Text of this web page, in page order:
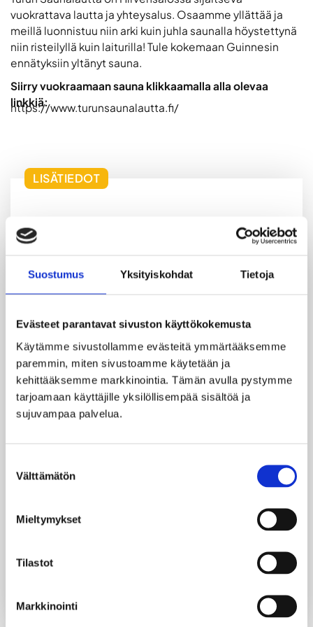
Suostumus Yksityiskohdat Tietoja
Evästeet parantavat sivuston käyttökokemusta
Käytämme sivustollamme evästeitä ymmärtääksemme
paremmin, miten sivustoamme käytetään ja
kehittääksemme markkinointia. Tämän avulla pystymme
tarjoamaan käyttäjille yksilöllisempää sisältöä ja
sujuvampaa palvelua.
valinta
Välttämätön
Mieltymykset
Tilastot
Markkinointi
vuokrattava lautta ja yhteysalus. Osaamme yllättää ja
meillä luonnistuu niin arki kuin juhla saunalla höystettynä
niin risteilyllä kuin laiturilla! Tule kokemaan Guinnesin
ennätyksiin yltänyt sauna.
Siirry vuokraamaan sauna klikkaamalla alla olevaa
linkkiä:
https://www.turunsaunalautta.fi/
LISÄTIEDOT
elämyksienne toteuttamiseen. Palvelut
Aluksiimme mahtuu asiakkaita max 12 henkilöä
miehistön lisäksi (Traficom 2026). Suuremmat
Isommat juhlinnat, virkistyspäivät tai
yritystenverkostopäivät (max 30 henkilöä)
neuvoteltavissa laituri- ja rantamökkipalveluna.
Kannattaa myös kysyä yhteistyökumppaneidemme
tarjoamia ruokailupaketteja ja valmiita morsius- ja
sulhassauna settejä taikaohjeineen päivineen.
mielellämme myös sinun arjen tai juhlan
Saunaluukku, grilli ja kattoterassi maustavat